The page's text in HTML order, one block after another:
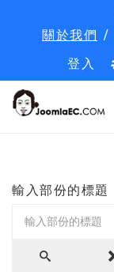
關於我們 /
登入
輸入部份的標題